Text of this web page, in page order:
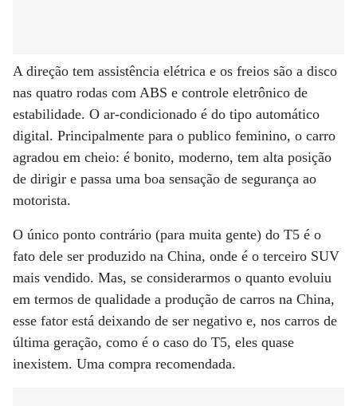
A direção tem assistência elétrica e os freios são a disco
nas quatro rodas com ABS e controle eletrônico de
estabilidade. O ar-condicionado é do tipo automático
digital. Principalmente para o publico feminino, o carro
agradou em cheio: é bonito, moderno, tem alta posição
de dirigir e passa uma boa sensação de segurança ao
motorista.
O único ponto contrário (para muita gente) do T5 é o
fato dele ser produzido na China, onde é o terceiro SUV
mais vendido. Mas, se considerarmos o quanto evoluiu
em termos de qualidade a produção de carros na China,
esse fator está deixando de ser negativo e, nos carros de
última geração, como é o caso do T5, eles quase
inexistem. Uma compra recomendada.